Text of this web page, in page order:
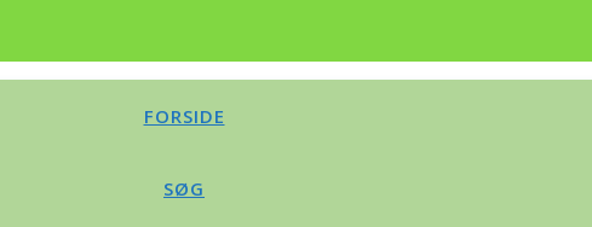
FORSIDE
SØG